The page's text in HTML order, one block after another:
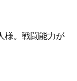
様。戦闘能力が